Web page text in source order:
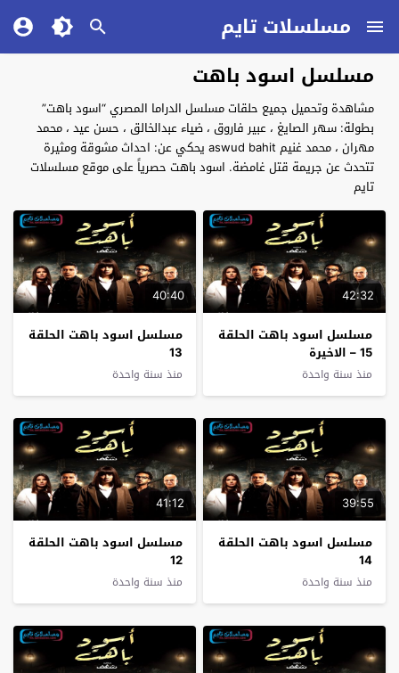
مسلسلات تايم
مسلسل اسود باهت
مشاهدة وتحميل جميع حلقات مسلسل الدراما المصري “اسود باهت”
بطولة: سهر الصايغ ، عبير فاروق ، ضياء عبدالخالق ، حسن عيد ، محمد
مهران ، محمد غنيم aswud bahit يحكي عن: احداث مشوقة ومثيرة
تتحدث عن جريمة قتل غامضة. اسود باهت حصرياً على موقع مسلسلات
تايم
42:32
مسلسل اسود باهت الحلقة
15 – الاخيرة
منذ سنة واحدة
40:40
مسلسل اسود باهت الحلقة
13
منذ سنة واحدة
39:55
مسلسل اسود باهت الحلقة
14
منذ سنة واحدة
41:12
مسلسل اسود باهت الحلقة
12
منذ سنة واحدة